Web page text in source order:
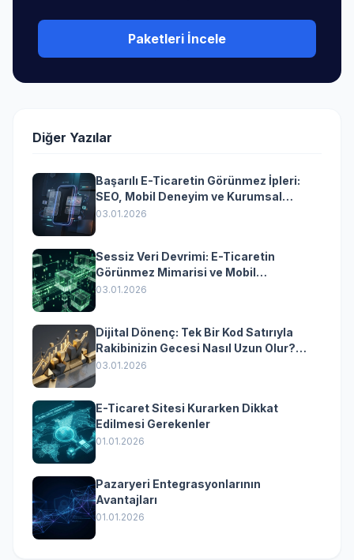
Paketleri İncele
Diğer Yazılar
Başarılı E-Ticaretin Görünmez İpleri:
SEO, Mobil Deneyim ve Kurumsal
Yazılımın Kazandıran Senkronizasyonu
03.01.2026
Sessiz Veri Devrimi: E-Ticaretin
Görünmez Mimarisi ve Mobil
Dönüşümün Kurumsal Anahtarı
03.01.2026
Dijital Dönenç: Tek Bir Kod Satırıyla
Rakibinizin Gecesi Nasıl Uzun Olur?
(Kurumsal Yazılımın Güçlü Rolü)
03.01.2026
E-Ticaret Sitesi Kurarken Dikkat
Edilmesi Gerekenler
01.01.2026
Pazaryeri Entegrasyonlarının
Avantajları
01.01.2026